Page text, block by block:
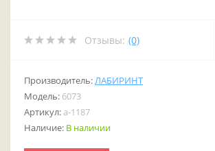
Отзывы: (0)
Производитель:ЛАБИРИНТ
Модель: 6073
Артикул: a-1187
Наличие: В наличии